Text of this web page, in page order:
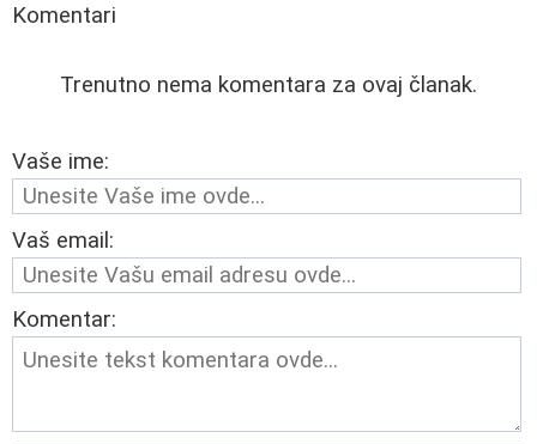
Komentari
Trenutno nema komentara za ovaj članak.
Vaše ime:
Vaš email:
Komentar: